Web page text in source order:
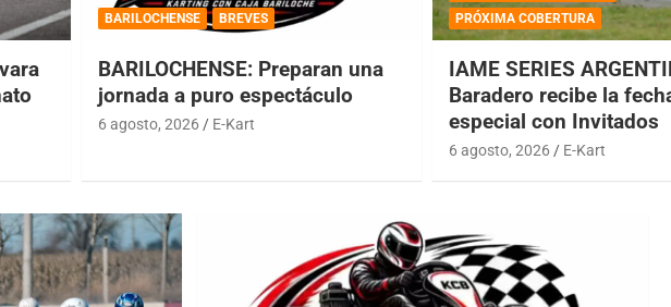
BARILOCHENSE BREVES
BARILOCHENSE: Preparan una
jornada a puro espectáculo
6 agosto, 2026 E-Kart
PRÓXIMA COBERTURA
IAME SERIES
Baradero recibe la
especial con Invitados
6 agosto, 2026 E-Kart